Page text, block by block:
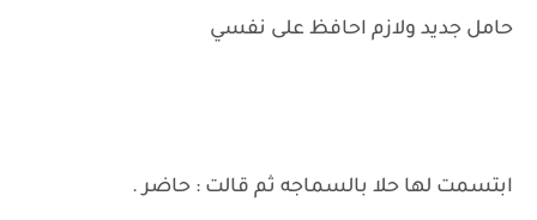
حامل جديد ولازم احافظ على نفسي
ابتسمت لها حلا بالسماجه ثم قالت : حاضر .